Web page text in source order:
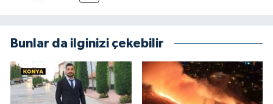
Bunlar da ilginizi çekebilir